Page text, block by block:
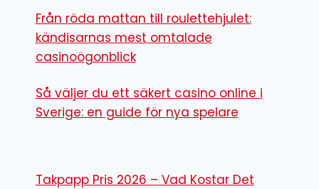
Från röda mattan till roulettehjulet:
kändisarnas mest omtalade
casinoögonblick
Så väljer du ett säkert casino online i
Sverige: en guide för nya spelare
Takpapp Pris 2026 – Vad Kostar Det